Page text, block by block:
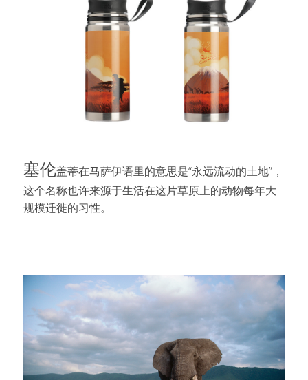
塞伦盖蒂在马萨伊语里的意思是“永远流动的土地”，
这个名称也许来源于生活在这片草原上的动物每年大
规模迁徙的习性。